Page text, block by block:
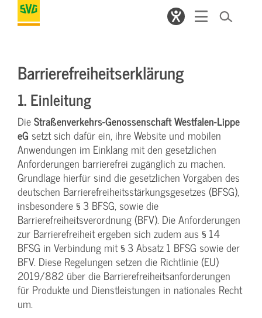
Barrierefreiheitserklärung
1. Einleitung
DieStraßenverkehrs-Genossenschaft Westfalen-Lippe
eG setzt sich dafür ein, ihre Website und mobilen
Anwendungen im Einklang mit den gesetzlichen
Anforderungen barrierefrei zugänglich zu machen.
Grundlage hierfür sind die gesetzlichen Vorgaben des
deutschen Barrierefreiheitsstärkungsgesetzes (BFSG),
insbesondere § 3 BFSG, sowie die
Barrierefreiheitsverordnung (BFV). Die Anforderungen
zur Barrierefreiheit ergeben sich zudem aus § 14
BFSG in Verbindung mit § 3 Absatz 1 BFSG sowie der
BFV. Diese Regelungen setzen die Richtlinie (EU)
2019/882 über die Barrierefreiheitsanforderungen
für Produkte und Dienstleistungen in nationales Recht
um.